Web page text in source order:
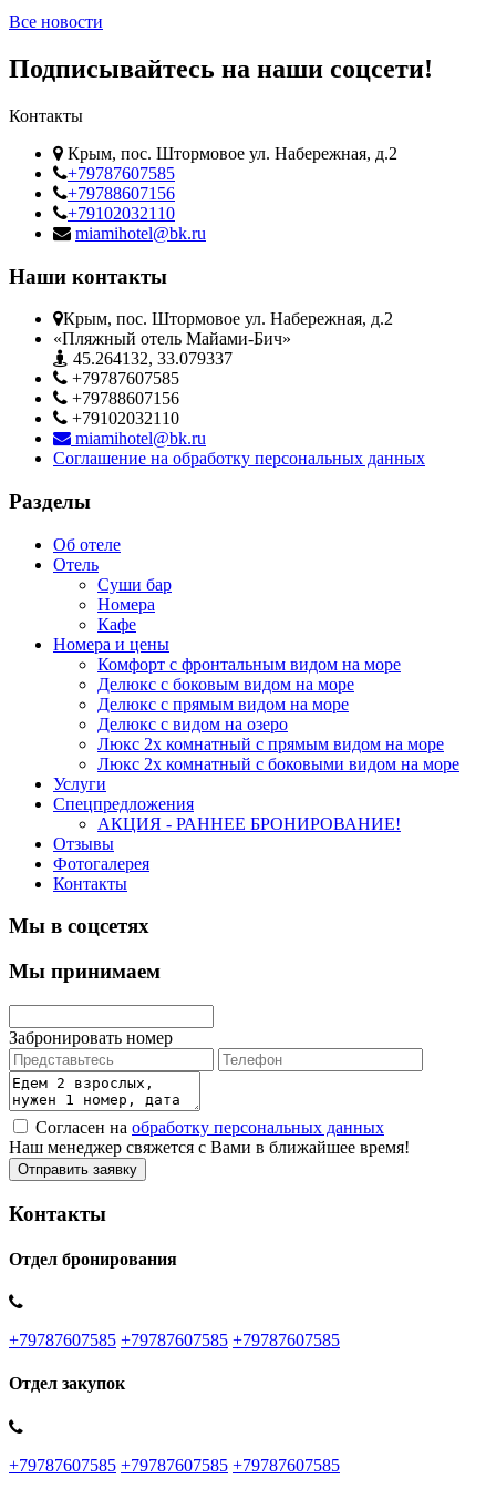
Все новости
Подписывайтесь на наши соцсети!
Контакты
Крым, пос. Штормовое ул. Набережная, д.2
+79787607585
+79788607156
+79102032110
miamihotel@bk.ru
Наши контакты
Крым, пос. Штормовое ул. Набережная, д.2
«Пляжный отель Майами-Бич»
45.264132, 33.079337
+79787607585
+79788607156
+79102032110
miamihotel@bk.ru
Соглашение на обработку персональных данных
Разделы
Об отеле
Отель
Суши бар
Номера
Кафе
Номера и цены
Комфорт с фронтальным видом на море
Делюкс с боковым видом на море
Делюкс с прямым видом на море
Делюкс с видом на озеро
Люкс 2х комнатный с прямым видом на море
Люкс 2х комнатный с боковыми видом на море
Услуги
Спецпредложения
АКЦИЯ - РАННЕЕ БРОНИРОВАНИЕ!
Отзывы
Фотогалерея
Контакты
Мы в соцсетях
Мы принимаем
Забронировать номер
Согласен на обработку персональных данных
Наш менеджер свяжется с Вами в ближайшее время!
Контакты
Отдел бронирования
+79787607585 +79787607585 +79787607585
Отдел закупок
+79787607585 +79787607585 +79787607585